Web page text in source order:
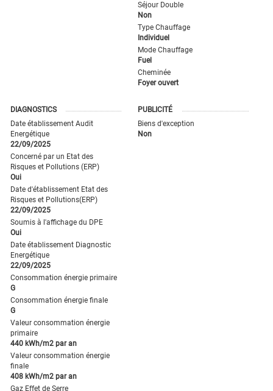
Séjour Double
Non
Type Chauffage
Individuel
Mode Chauffage
Fuel
Cheminée
Foyer ouvert
DIAGNOSTICS
Date établissement Audit
Energétique
22/09/2025
Concerné par un Etat des
Risques et Pollutions (ERP)
Oui
Date d'établissement Etat des
Risques et Pollutions(ERP)
22/09/2025
Soumis à l'affichage du DPE
Oui
Date établissement Diagnostic
Energétique
22/09/2025
Consommation énergie primaire
G
Consommation énergie finale
G
Valeur consommation énergie
primaire
440 kWh/m2 par an
Valeur consommation énergie
finale
408 kWh/m2 par an
Gaz Effet de Serre
PUBLICITÉ
Biens d'exception
Non